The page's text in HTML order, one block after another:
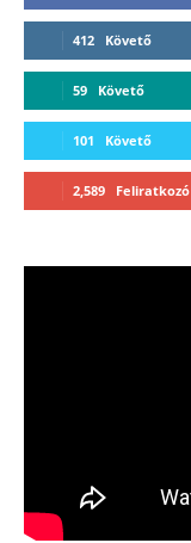
412 Követő
59 Követő
101 Követő
2,589 Feliratkozó